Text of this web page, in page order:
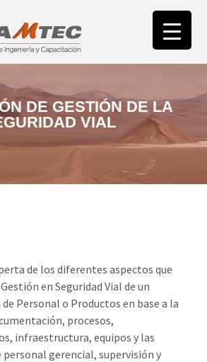
NUESTROS CLIENTES CONTACTO
DE GESTIÓN DE LA
VIAL
de los diferentes aspectos que
en Seguridad Vial de un
Personal o Productos en base a la
procesos,
infraestructura, equipos y las
gerencial, supervisión y